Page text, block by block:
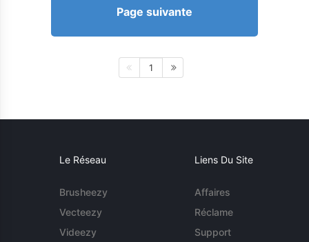
Page suivante
1
Le Réseau
Brusheezy
Vecteezy
Videezy
Liens Du Site
Affaires
Réclame
Support